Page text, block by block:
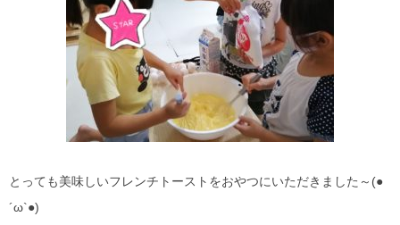
とっても美味しいフレンチトーストをおやつにいただきました～(●
´ω`●)